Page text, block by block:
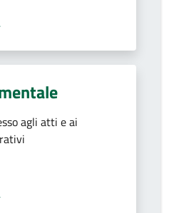
agli atti e ai